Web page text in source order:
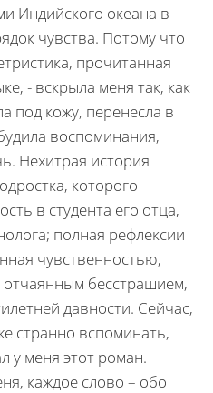
Индийского океана в
чувства. Потому что
прочитанная
- вскрыла меня так, как
под кожу, перенесла в
воспоминания,
Нехитрая история
которого
в студента его отца,
полная рефлексии
чувственностью,
бесстрашием,
давности. Сейчас,
странно вспоминать,
у меня этот роман.
каждое слово – обо